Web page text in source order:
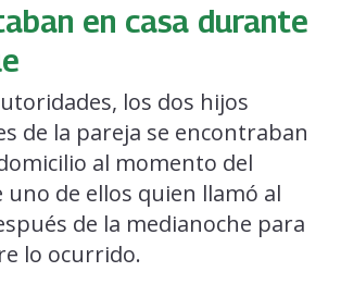
en casa durante
los dos hijos
de la pareja se encontraban
al momento del
uno de ellos quien llamó al
de la medianoche para
lo ocurrido.